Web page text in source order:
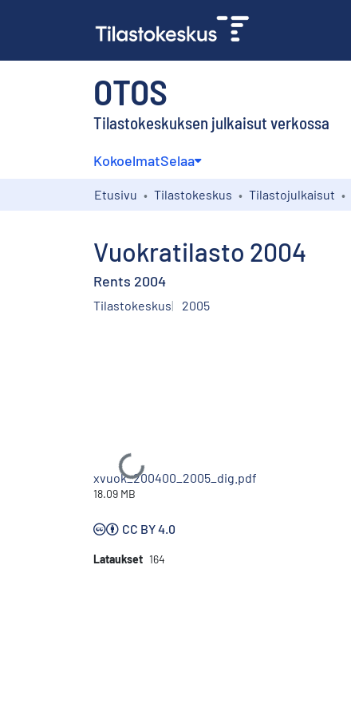
OTOS
Tilastokeskuksen julkaisut verkossa
KokoelmatSelaa
Etusivu Tilastokeskus Tilastojulkaisut
Vuokratilasto 2004
Rents 2004
Tilastokeskus 2005
Ladataan...
xvuok_200400_2005_dig.pdf
18.09 MB
CC BY 4.0
Lataukset 164